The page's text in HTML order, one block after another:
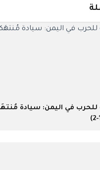
للحرب في اليمن: سيادة